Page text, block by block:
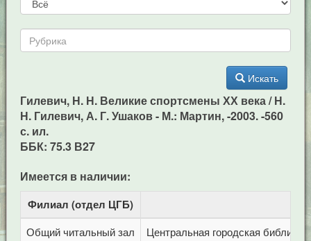
Искать
Гилевич, Н. Н. Великие спортсмены ХХ века / Н.
Н. Гилевич, А. Г. Ушаков - М.: Мартин, -2003. -560
с. ил.
ББК: 75.3 В27
Имеется в наличии:
Филиал (отдел ЦГБ)
Общий читальный зал Центральная городская